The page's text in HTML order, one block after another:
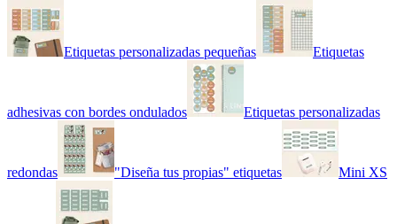
Etiquetas personalizadas pequeñas Etiquetas
adhesivas con bordes ondulados Etiquetas personalizadas
redondas "Diseña tus propias" etiquetas Mini XS